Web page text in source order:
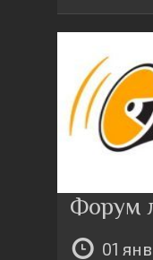
Форум
01